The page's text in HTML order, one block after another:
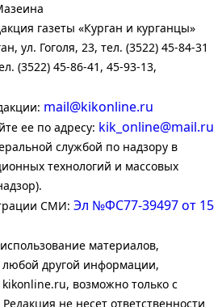
газеты «Курган и курганцы»
ул. Гоголя, 23, тел. (3522) 45-84-31
(3522) 45-86-41, 45-93-13,
mail@kikonline.ru
ее по адресу: kik_online@mail.ru
службой по надзору в
технологий и массовых
СМИ: Эл №ФС77-39497 от 15
материалов,
другой информации,
возможно только с
не несет ответственности